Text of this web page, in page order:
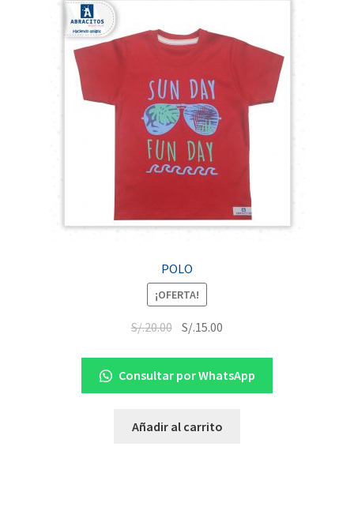
POLO
¡OFERTA!
S/.20.00 S/.15.00
Consultar por WhatsApp
Añadir al carrito